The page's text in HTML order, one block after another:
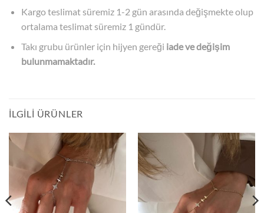
Kargo teslimat süremiz 1-2 gün arasında değişmekte olup
ortalama teslimat süremiz 1 gündür.
Takı grubu ürünler için hijyen gereği iade ve değişim
bulunmamaktadır.
İLGILI ÜRÜNLER